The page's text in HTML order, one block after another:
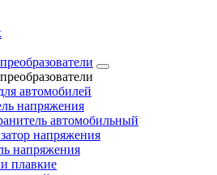
автомобилей
напряжения
автомобильный
напряжения
напряжения
плавкие